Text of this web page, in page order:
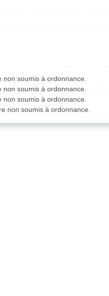
soumis à ordonnance.
soumis à ordonnance.
soumis à ordonnance.
non soumis à ordonnance.